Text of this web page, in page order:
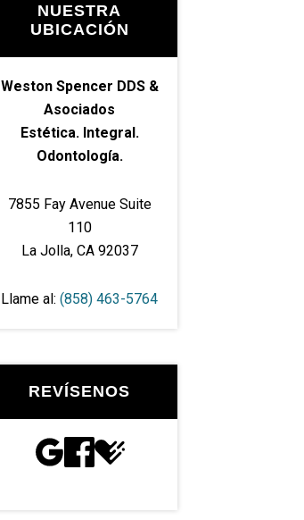
NUESTRA
UBICACIÓN
Weston Spencer DDS &
Asociados
Estética. Integral.
Odontología.
7855 Fay Avenue Suite
110
La Jolla, CA 92037
Llame al: (858) 463-5764
REVÍSENOS